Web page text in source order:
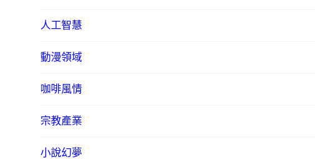
人工智慧
動漫領域
咖啡風情
宗教產業
小說幻夢